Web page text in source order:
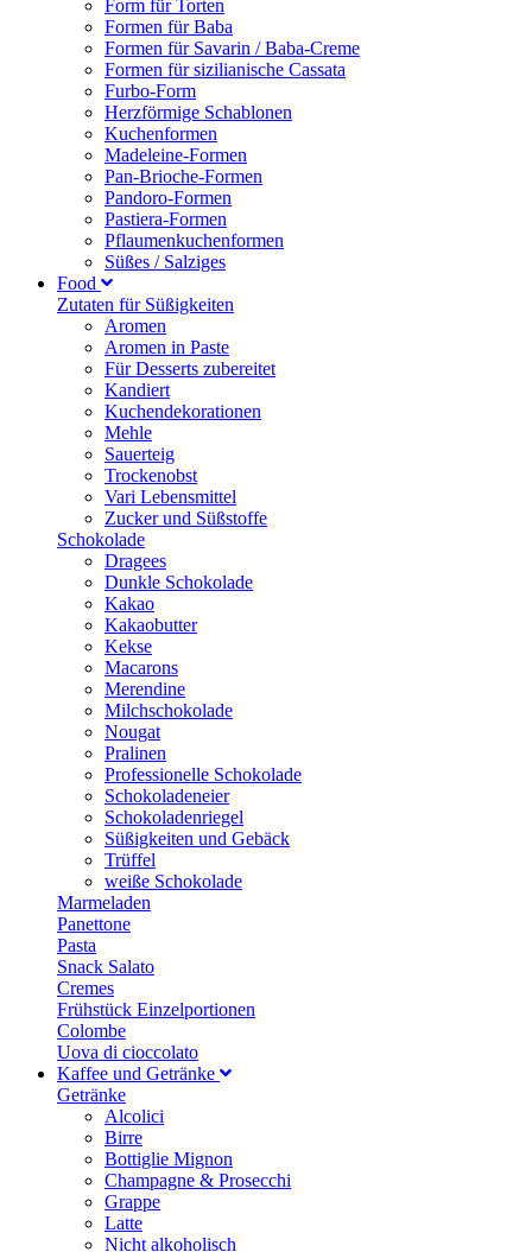
Form für Torten
Formen für Baba
Formen für Savarin / Baba-Creme
Formen für sizilianische Cassata
Furbo-Form
Herzförmige Schablonen
Kuchenformen
Madeleine-Formen
Pan-Brioche-Formen
Pandoro-Formen
Pastiera-Formen
Pflaumenkuchenformen
Süßes / Salziges
Food
Zutaten für Süßigkeiten
Aromen
Aromen in Paste
Für Desserts zubereitet
Kandiert
Kuchendekorationen
Mehle
Sauerteig
Trockenobst
Vari Lebensmittel
Zucker und Süßstoffe
Schokolade
Dragees
Dunkle Schokolade
Kakao
Kakaobutter
Kekse
Macarons
Merendine
Milchschokolade
Nougat
Pralinen
Professionelle Schokolade
Schokoladeneier
Schokoladenriegel
Süßigkeiten und Gebäck
Trüffel
weiße Schokolade
Marmeladen
Panettone
Pasta
Snack Salato
Cremes
Frühstück Einzelportionen
Colombe
Uova di cioccolato
Kaffee und Getränke
Getränke
Alcolici
Birre
Bottiglie Mignon
Champagne & Prosecchi
Grappe
Latte
Nicht alkoholisch